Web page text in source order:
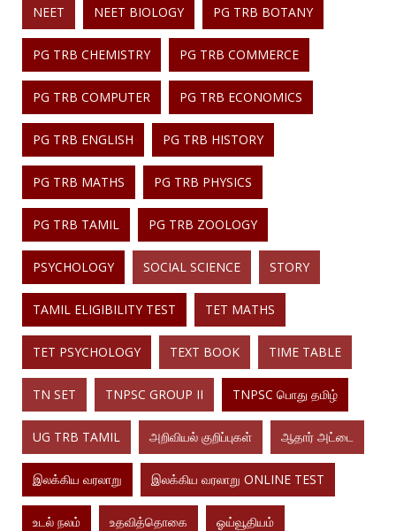
NEET NEET BIOLOGY PG TRB BOTANY
PG TRB CHEMISTRY PG TRB COMMERCE
PG TRB COMPUTER PG TRB ECONOMICS
PG TRB ENGLISH PG TRB HISTORY
PG TRB MATHS PG TRB PHYSICS
PG TRB TAMIL PG TRB ZOOLOGY
PSYCHOLOGY SOCIAL SCIENCE STORY
TAMIL ELIGIBILITY TEST TET MATHS
TET PSYCHOLOGY TEXT BOOK TIME TABLE
TN SET TNPSC GROUP II TNPSC பொது தமிழ்
UG TRB TAMIL அறிவியல் குறிப்புகள் ஆதார் அட்டை
இலக்கிய வரலாறு இலக்கிய வரலாறு ONLINE TEST
உடல் நலம் உதவித்தொகை ஓய்வூதியம்